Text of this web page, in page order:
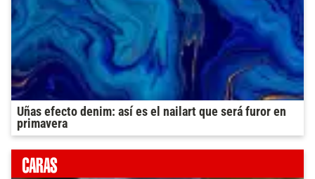
Uñas efecto denim: así es el nailart que será furor en
primavera